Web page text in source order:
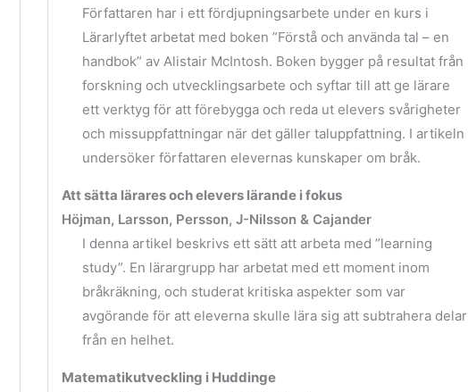
Författaren har i ett fördjupningsarbete under en kurs i
Lärarlyftet arbetat med boken ”Förstå och använda tal – en
handbok” av Alistair McIntosh. Boken bygger på resultat från
forskning och utvecklingsarbete och syftar till att ge lärare
ett verktyg för att förebygga och reda ut elevers svårigheter
och missuppfattningar när det gäller taluppfattning. I artikeln
undersöker författaren elevernas kunskaper om bråk.
Att sätta lärares och elevers lärande i fokus
Höjman, Larsson, Persson, J-Nilsson & Cajander
I denna artikel beskrivs ett sätt att arbeta med ”learning
study”. En lärargrupp har arbetat med ett moment inom
bråkräkning, och studerat kritiska aspekter som var
avgörande för att eleverna skulle lära sig att subtrahera delar
från en helhet.
Matematikutveckling i Huddinge